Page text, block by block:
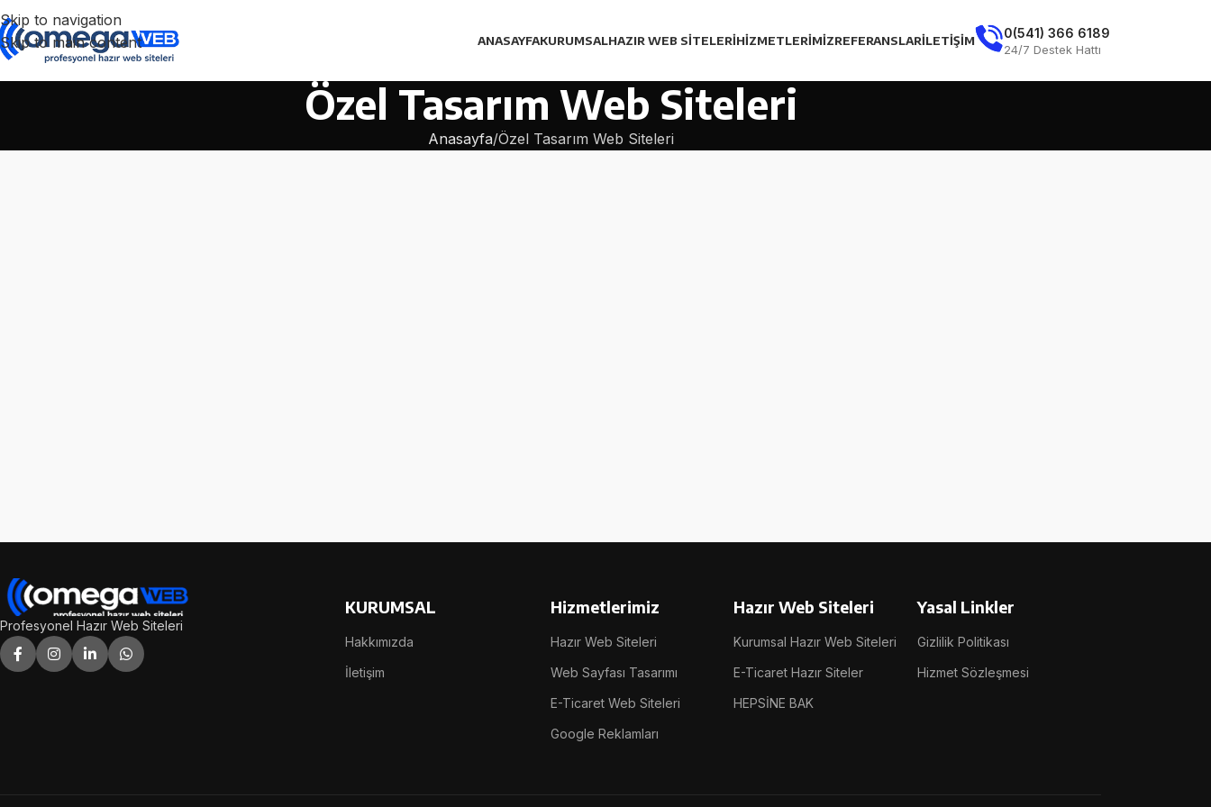
Skip to navigation
Skip to main content
ANASAYFAKURUMSALHAZIR WEB SITELERIHIZMETLERIMIZREFERANSLARİLETIŞIM 0(541) 366 6189
24/7 Destek Hattı
Özel Tasarım Web Siteleri
Anasayfa Özel Tasarım Web Siteleri
Profesyonel Hazır Web Siteleri
KURUMSAL
Hakkımızda
İletişim
Hizmetlerimiz
Hazır Web Siteleri
Web Sayfası Tasarımı
E-Ticaret Web Siteleri
Google Reklamları
Hazır Web Siteleri
Kurumsal Hazır Web Siteleri
E-Ticaret Hazır Siteler
HEPSİNE BAK
Yasal Linkler
Gizlilik Politikası
Hizmet Sözleşmesi